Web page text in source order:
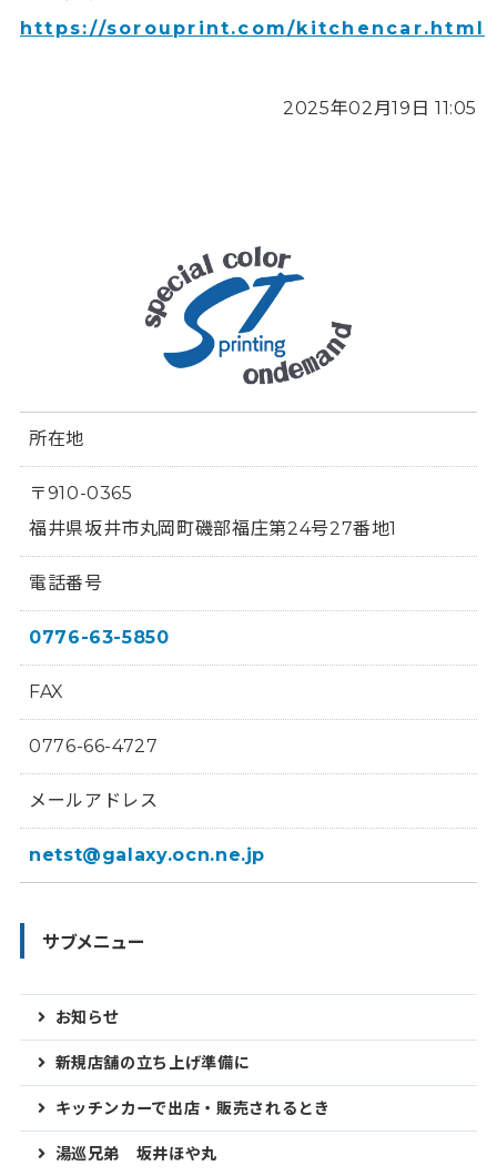
https://sorouprint.com/kitchencar.html
2025年02月19日 11:05
所在地
〒910-0365
福井県坂井市丸岡町磯部福庄第24号27番地1
電話番号
0776-63-5850
FAX
0776-66-4727
メールアドレス
netst@galaxy.ocn.ne.jp
サブメニュー
お知らせ
新規店舗の立ち上げ準備に
キッチンカーで出店・販売されるとき
湯巡兄弟 坂井ほや丸